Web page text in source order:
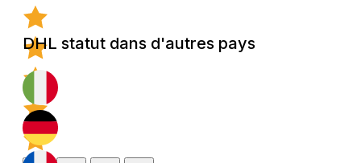
DHL statut dans d'autres pays